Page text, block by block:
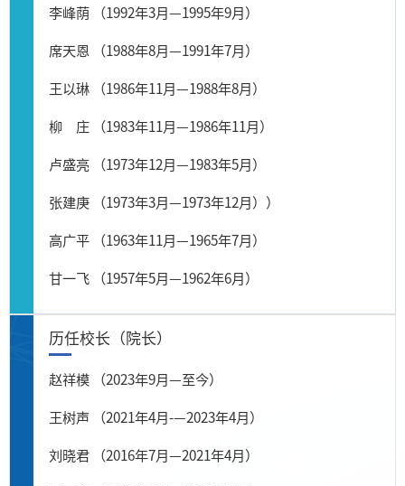
李峰荫 （1992年3月—1995年9月）
席天恩 （1988年8月—1991年7月）
王以琳 （1986年11月—1988年8月）
柳 庄 （1983年11月—1986年11月）
卢盛亮 （1973年12月—1983年5月）
张建庚 （1973年3月—1973年12月））
高广平 （1963年11月—1965年7月）
甘一飞 （1957年5月—1962年6月）
历任校长（院长）
赵祥模 （2023年9月—至今）
王树声 （2021年4月-—2023年4月）
刘晓君 （2016年7月—2021年4月）